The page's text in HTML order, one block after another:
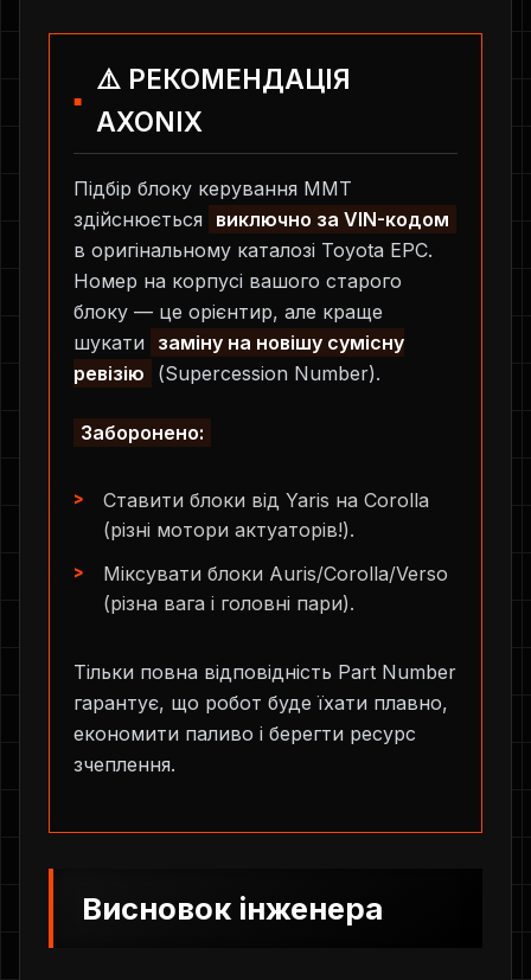
⚠️ РЕКОМЕНДАЦІЯ
AXONIX
Підбір блоку керування MMT
здійснюється
виключно за VIN-кодом
в оригінальному каталозі Toyota EPC.
Номер на корпусі вашого старого
блоку — це орієнтир, але краще
шукати
заміну на новішу сумісну
ревізію
(Supercession Number).
Заборонено:
Ставити блоки від Yaris на Corolla
(різні мотори актуаторів!).
Міксувати блоки Auris/Corolla/Verso
(різна вага і головні пари).
Тільки повна відповідність Part Number
гарантує, що робот буде їхати плавно,
економити паливо і берегти ресурс
зчеплення.
Висновок інженера